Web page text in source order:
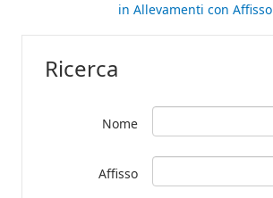
in Allevamenti con Affisso
Ricerca
Nome
Affisso